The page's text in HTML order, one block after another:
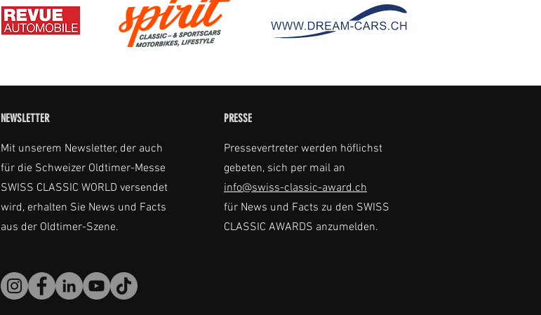
NEWSLETTER
Mit unserem Newsletter, der auch
für die Schweizer Oldtimer-Messe
SWISS CLASSIC WORLD versendet
wird, erhalten Sie News und Facts
aus der Oldtimer-Szene.
PRESSE
Pressevertreter werden höflichst
gebeten, sich per mail an
info@swiss-classic-award.ch
für News und Facts zu den SWISS
CLASSIC AWARDS anzumelden.